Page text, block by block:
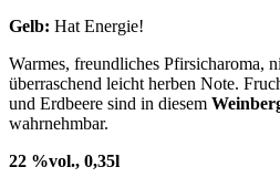
Gelb: Hat Energie!
Warmes, freundliches Pfirsicharoma,
überraschend leicht herben Note.
und Erdbeere sind in diesem
wahrnehmbar.
22 %vol., 0,35l